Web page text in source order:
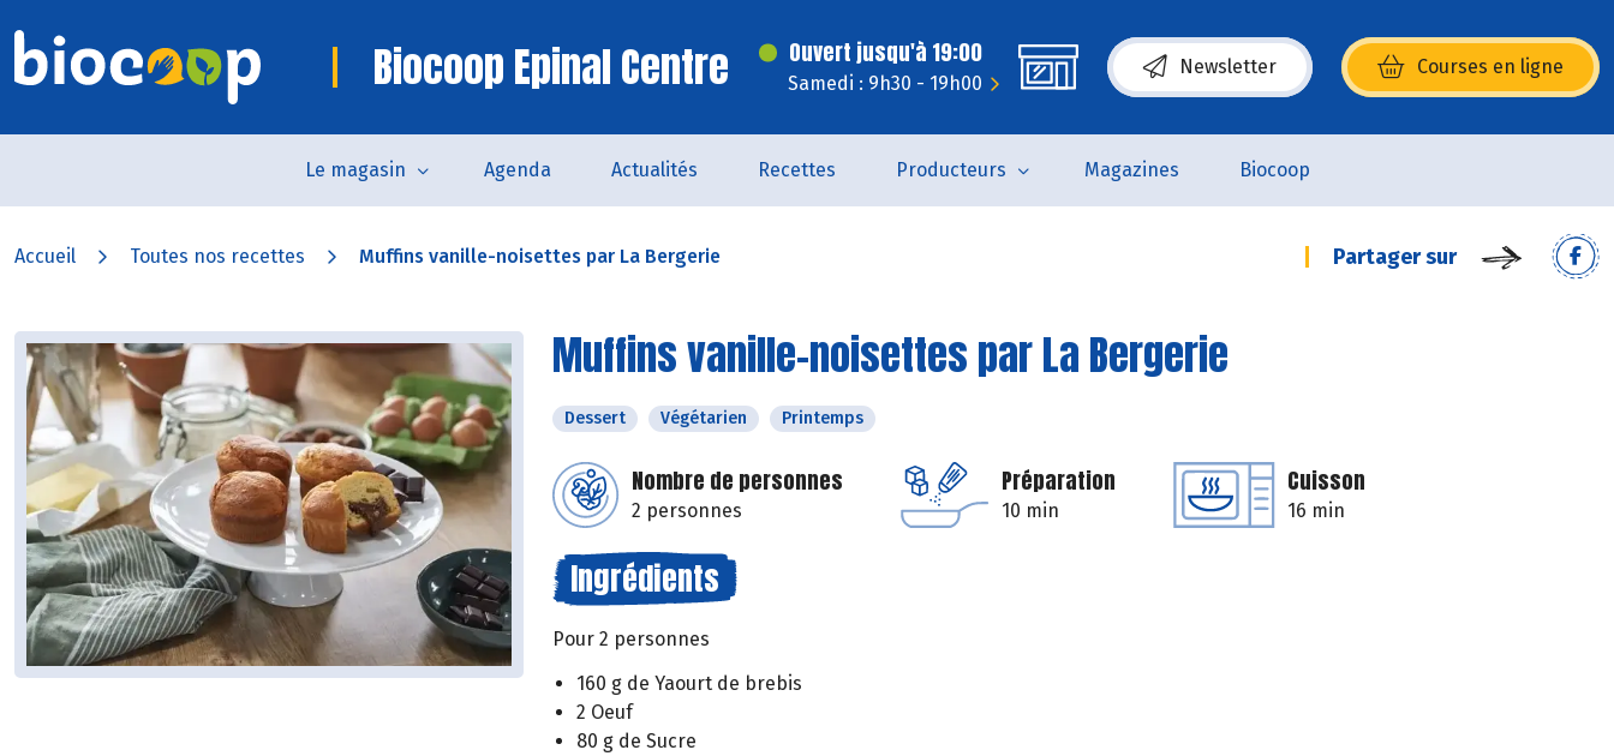
Biocoop Epinal Centre Ouvert jusqu'à 19:00
Samedi : 9h30 - 19h00
Newsletter Courses en ligne
(s’ouvre dans une nouvelle fenêtre)
Le magasin Agenda Actualités Recettes Producteurs Magazines Biocoop
Accueil Toutes nos recettes Muffins vanille-noisettes par La Bergerie Partager sur
Muffins vanille-noisettes par La Bergerie
Dessert Végétarien Printemps
Nombre de personnes
2 personnes
Préparation
10 min
Cuisson
16 min
Ingrédients
Pour 2 personnes
160 g de Yaourt de brebis
2 Oeuf
80 g de Sucre